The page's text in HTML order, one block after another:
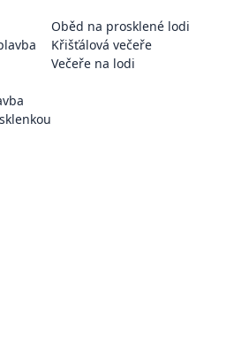
Oběd na prosklené lodi
Křišťálová večeře
Večeře na lodi